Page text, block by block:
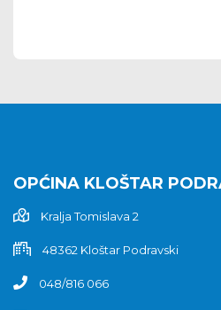
OPĆINA KLOŠTAR
Kralja Tomislava 2
48362 Kloštar Podravski
048/816 066